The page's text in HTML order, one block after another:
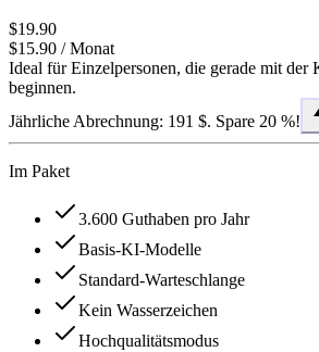
$19.90
$15.90 / Monat
Ideal für Einzelpersonen, die gerade mit der
beginnen.
Jährliche Abrechnung: 191 $. Spare 20 %!
Im Paket
3.600 Guthaben pro Jahr
Basis-KI-Modelle
Standard-Warteschlange
Kein Wasserzeichen
Hochqualitätsmodus